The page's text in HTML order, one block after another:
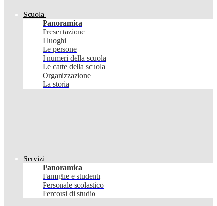
Scuola
Panoramica
Presentazione
I luoghi
Le persone
I numeri della scuola
Le carte della scuola
Organizzazione
La storia
Servizi
Panoramica
Famiglie e studenti
Personale scolastico
Percorsi di studio